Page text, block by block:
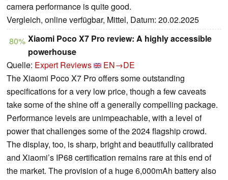
camera performance is quite good.
Vergleich, online verfügbar, Mittel, Datum: 20.02.2025
80% Xiaomi Poco X7 Pro review: A highly accessible
powerhouse
Quelle: Expert Reviews
EN→DE
The Xiaomi Poco X7 Pro offers some outstanding
specifications for a very low price, though a few caveats
take some of the shine off a generally compelling package.
Performance levels are unimpeachable, with a level of
power that challenges some of the 2024 flagship crowd.
The display, too, is sharp, bright and beautifully calibrated
and Xiaomi’s IP68 certification remains rare at this end of
the market. The provision of a huge 6,000mAh battery also